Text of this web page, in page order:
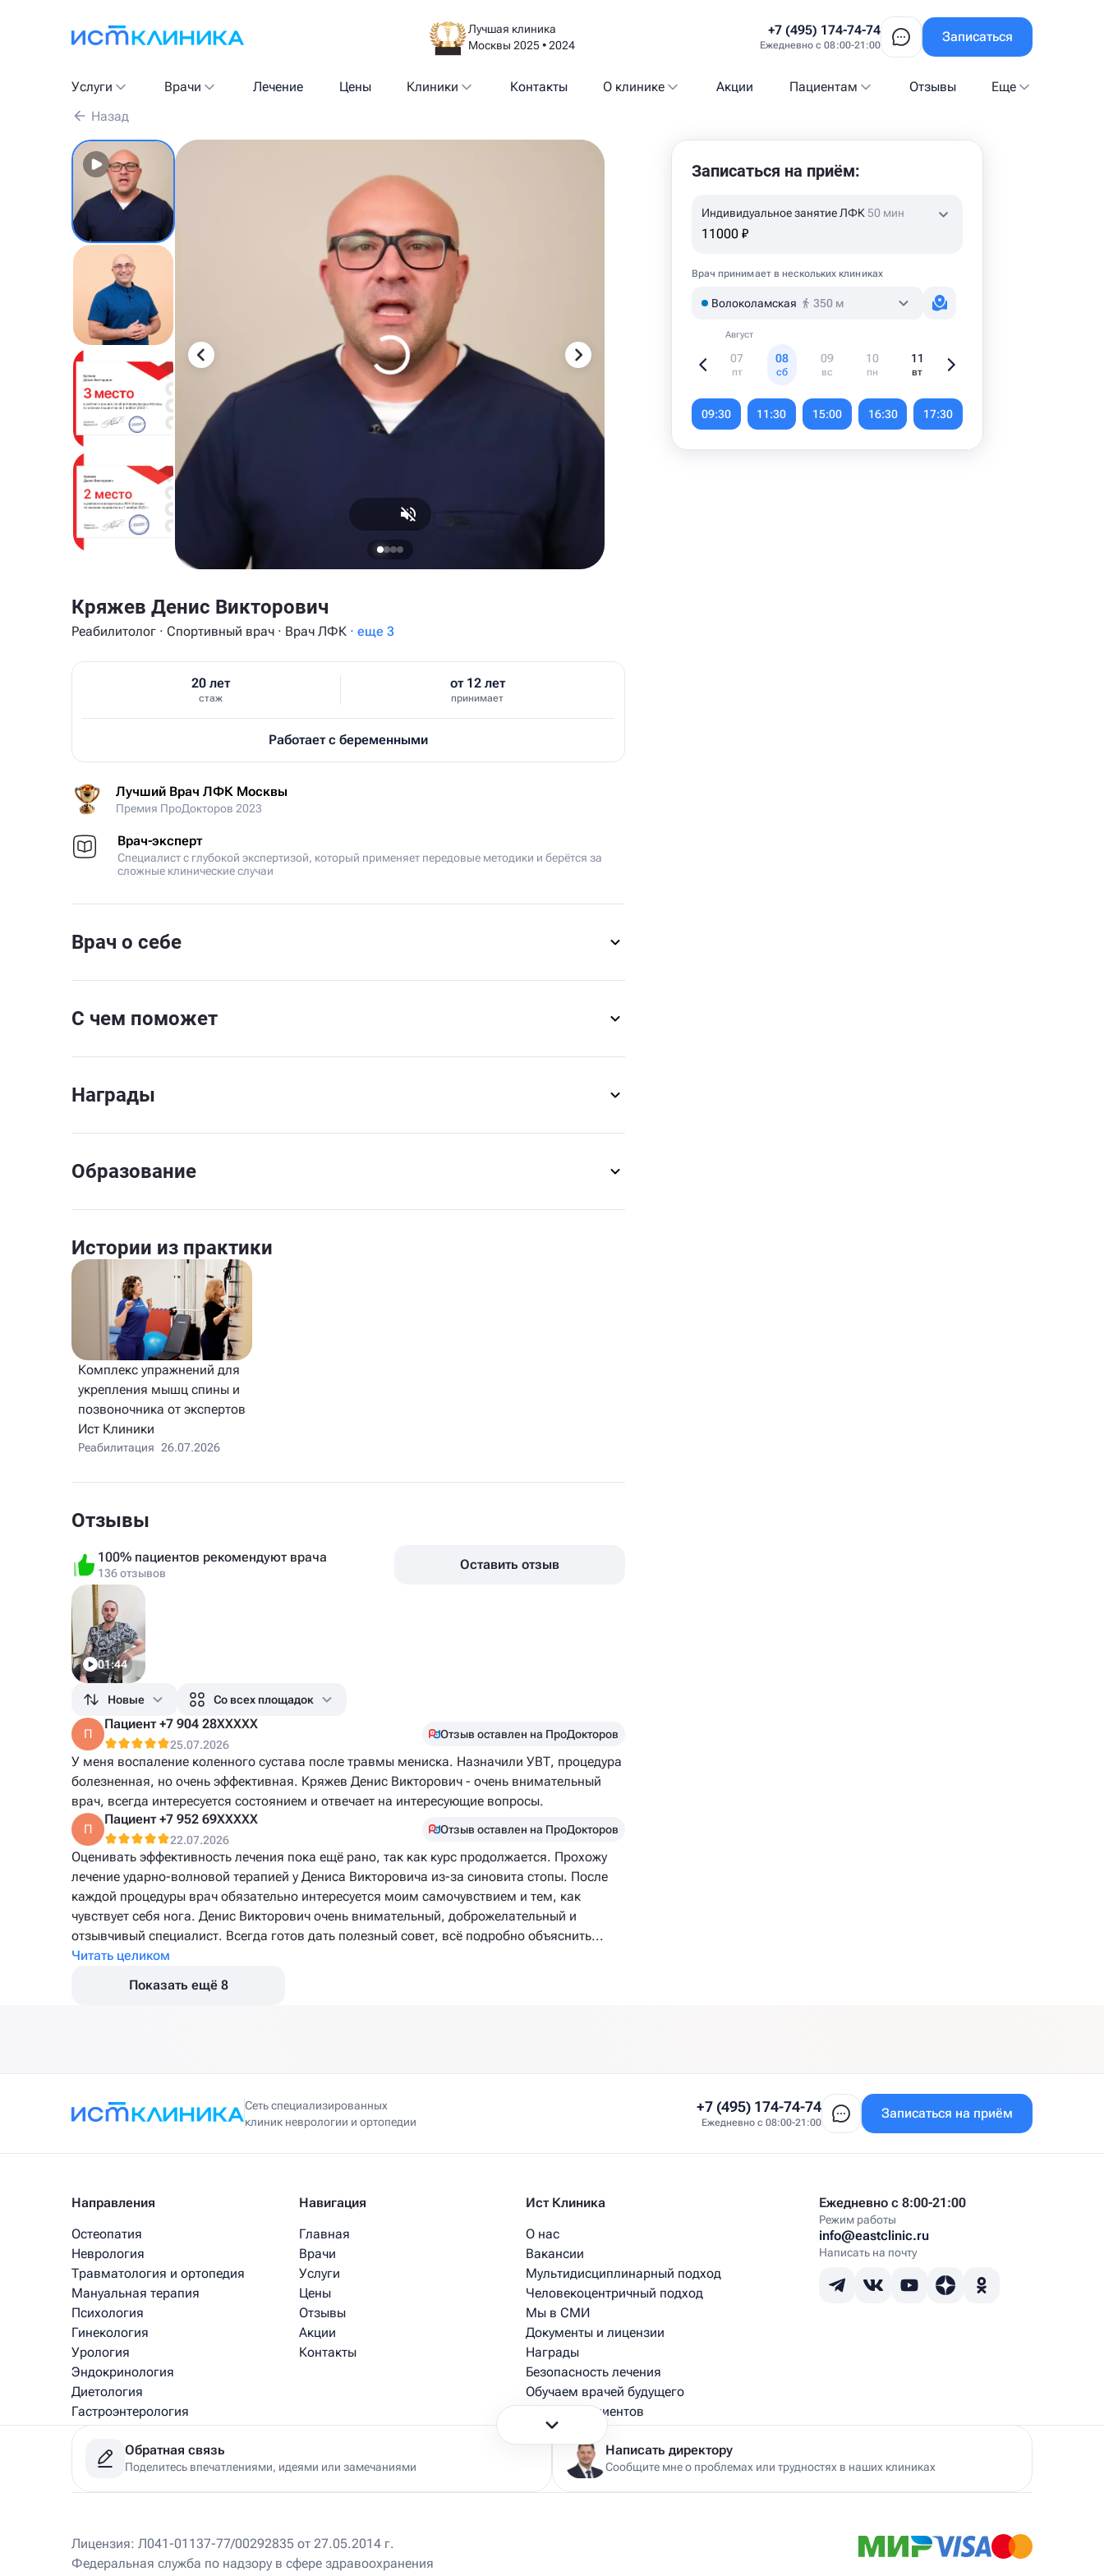
Лучшая клиника
Москвы 2025 • 2024
+7 (495) 174-74-74
Ежедневно с 08:00-21:00
Записаться
Услуги Врачи Лечение Цены Клиники Контакты О клинике Акции Пациентам Отзывы
Еще
Назад
Кряжев Денис Викторович
Реабилитолог · Спортивный врач · Врач ЛФК · еще 3
20 лет
стаж
от 12 лет
принимает
Работает с беременными
Лучший Врач ЛФК Москвы
Премия ПроДокторов 2023
Врач-эксперт
Специалист с глубокой экспертизой, который применяет передовые методики и берётся за
сложные клинические случаи
Врач о себе
С чем поможет
Награды
Образование
Истории из практики
Комплекс упражнений для
укрепления мышц спины и
позвоночника от экспертов
Ист Клиники
Реабилитация 26.07.2026
Отзывы
100% пациентов рекомендуют врача
136 отзывов
Оставить отзыв
01:44
Новые Со всех площадок
П
Пациент +7 904 28XXXXX
25.07.2026
Отзыв оставлен на ПроДокторов
У меня воспаление коленного сустава после травмы мениска​. Назначили УВТ, процедура
болезненная, но очень эффективная. Кряжев Денис Викторович - очень внимательный
врач, всегда интересуется состоянием и отвечает на интересующие вопросы.
П
Пациент +7 952 69XXXXX
22.07.2026
Отзыв оставлен на ПроДокторов
Оценивать эффективность лечения пока ещё рано, так как курс продолжается. Прохожу
лечение ударно-волновой терапией у Дениса Викторовича из-за синовита​ стопы. После
каждой процедуры врач обязательно интересуется моим самочувствием и тем, как
чувствует себя нога. Денис Викторович очень внимательный, доброжелательный и
отзывчивый специалист. Всегда готов дать полезный совет, всё подробно объяснить...
Читать целиком
Показать ещё 8
Записаться на приём:
Индивидуальное занятие ЛФК 50 мин
11000 ₽
Врач принимает в нескольких клиниках
Волоколамская 350 м
Август
07
пт
08
сб
09
вс
10
пн
11
вт
of
6
09:30 11:30 15:00 16:30 17:30
Сеть специализированных
клиник неврологии и ортопедии
+7 (495) 174-74-74
Ежедневно с 08:00-21:00
Записаться на приём
Направления
Остеопатия
Неврология
Травматология и ортопедия
Мануальная терапия
Психология
Гинекология
Урология
Эндокринология
Диетология
Гастроэнтерология
Медицинский массаж
Рефлексотерапия
Физиотерапия
Навигация
Главная
Врачи
Услуги
Цены
Отзывы
Акции
Контакты
Ист Клиника
О нас
Вакансии
Мультидисциплинарный подход
Человекоцентричный подход
Мы в СМИ
Документы и лицензии
Награды
Безопасность лечения
Обучаем врачей будущего
Истории пациентов
Истории из практики врачей
Ежедневно с 8:00-21:00
Режим работы
info@eastclinic.ru
Написать на почту
Ист Клиника на Соколе
220 м
Ист Клиника на Университете
Обратная связь
Поделитесь впечатлениями, идеями или замечаниями
Написать директору
Сообщите мне о проблемах или трудностях в наших клиниках
Лицензия: Л041-01137-77/00292835 от 27.05.2014 г.
Федеральная служба по надзору в сфере здравоохранения